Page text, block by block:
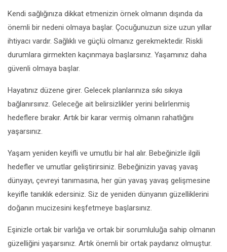
Kendi sağlığınıza dikkat etmenizin örnek olmanın dışında da
önemli bir nedeni olmaya başlar. Çocuğunuzun size uzun yıllar
ihtiyacı vardır. Sağlıklı ve güçlü olmanız gerekmektedir. Riskli
durumlara girmekten kaçınmaya başlarsınız. Yaşamınız daha
güvenli olmaya başlar.
Hayatınız düzene girer. Gelecek planlarınıza sıkı sıkıya
bağlanırsınız. Geleceğe ait belirsizlikler yerini belirlenmiş
hedeflere bırakır. Artık bir karar vermiş olmanın rahatlığını
yaşarsınız.
Yaşam yeniden keyifli ve umutlu bir hal alır. Bebeğinizle ilgili
hedefler ve umutlar geliştirirsiniz. Bebeğinizin yavaş yavaş
dünyayı, çevreyi tanımasına, her gün yavaş yavaş gelişmesine
keyifle tanıklık edersiniz. Siz de yeniden dünyanın güzelliklerini
doğanın mucizesini keşfetmeye başlarsınız.
Eşinizle ortak bir varlığa ve ortak bir sorumluluğa sahip olmanın
güzelliğini yaşarsınız. Artık önemli bir ortak paydanız olmuştur.